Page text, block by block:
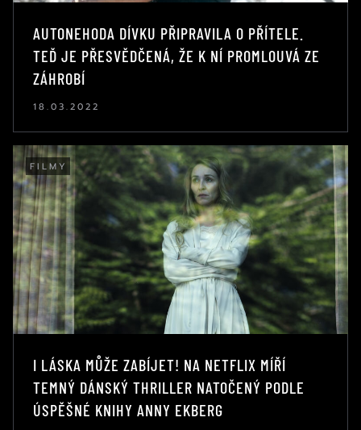
AUTONEHODA DÍVKU PŘIPRAVILA O PŘÍTELE.
TEĎ JE PŘESVĚDČENÁ, ŽE K NÍ PROMLOUVÁ ZE
ZÁHROBÍ
18.03.2022
FILMY
I LÁSKA MŮŽE ZABÍJET! NA NETFLIX MÍŘÍ
TEMNÝ DÁNSKÝ THRILLER NATOČENÝ PODLE
ÚSPĚŠNÉ KNIHY ANNY EKBERG